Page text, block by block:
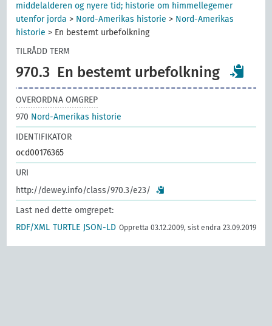
middelalderen og nyere tid; historie om himmellegemer
utenfor jorda > Nord-Amerikas historie > Nord-Amerikas
historie > En bestemt urbefolkning
TILRÅDD TERM
970.3 En bestemt urbefolkning
OVERORDNA OMGREP
970 Nord-Amerikas historie
IDENTIFIKATOR
ocd00176365
URI
http://dewey.info/class/970.3/e23/
Last ned dette omgrepet:
RDF/XML TURTLE JSON-LD Oppretta 03.12.2009, sist endra 23.09.2019